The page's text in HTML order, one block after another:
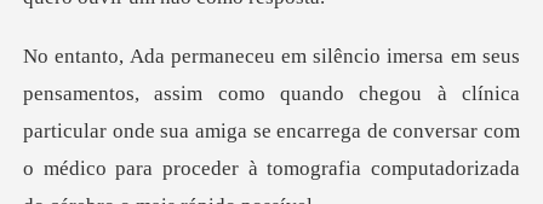
ndo chegou à clínica
particular onde sua amiga se encarrega de conversar com
o mé